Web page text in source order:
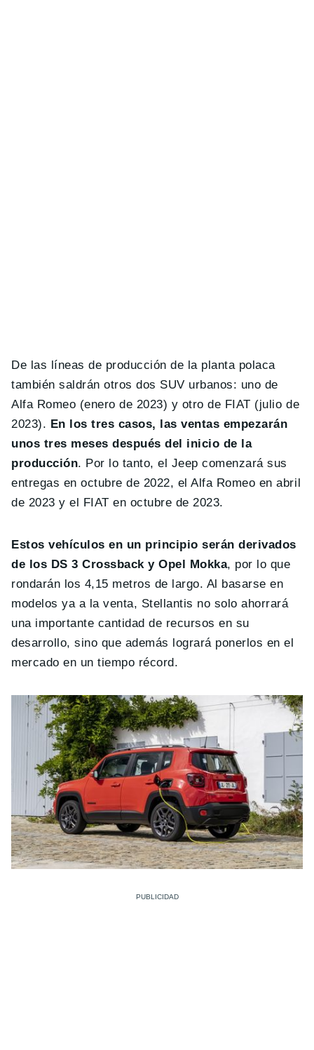
De las líneas de producción de la planta polaca
también saldrán otros dos SUV urbanos: uno de
Alfa Romeo (enero de 2023) y otro de FIAT (julio de
2023). En los tres casos, las ventas empezarán
unos tres meses después del inicio de la
producción. Por lo tanto, el Jeep comenzará sus
entregas en octubre de 2022, el Alfa Romeo en abril
de 2023 y el FIAT en octubre de 2023.
Estos vehículos en un principio serán derivados
de los DS 3 Crossback y Opel Mokka, por lo que
rondarán los 4,15 metros de largo. Al basarse en
modelos ya a la venta, Stellantis no solo ahorrará
una importante cantidad de recursos en su
desarrollo, sino que además logrará ponerlos en el
mercado en un tiempo récord.